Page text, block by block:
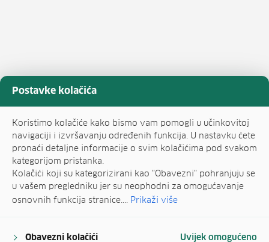
Postavke kolačića
Koristimo kolačiće kako bismo vam pomogli u učinkovitoj
navigaciji i izvršavanju određenih funkcija. U nastavku ćete
pronaći detaljne informacije o svim kolačićima pod svakom
kategorijom pristanka.
Kolačići koji su kategorizirani kao "Obavezni" pohranjuju se
u vašem pregledniku jer su neophodni za omogućavanje
osnovnih funkcija stranice.... Prikaži više
Obavezni kolačići Uvijek omogućeno